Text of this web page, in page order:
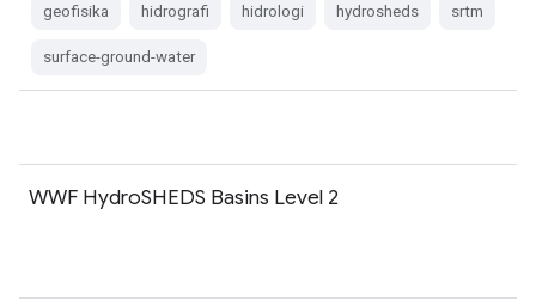
geofisika hidrografi hidrologi hydrosheds srtm
surface-ground-water
WWF HydroSHEDS Basins Level 2